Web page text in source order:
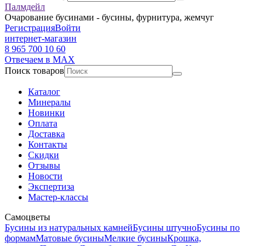
Палмдейл
Очарование бусинами - бусины, фурнитура, жемчуг
РегистрацияВойти
интернет-магазин
8 965 700 10 60
Отвечаем в MAX
Поиск товаров
Каталог
Минералы
Новинки
Оплата
Доставка
Контакты
Скидки
Отзывы
Новости
Экспертиза
Мастер-классы
Самоцветы
Бусины из натуральных камнейБусины штучноБусины по
формамМатовые бусиныМелкие бусиныКрошка,